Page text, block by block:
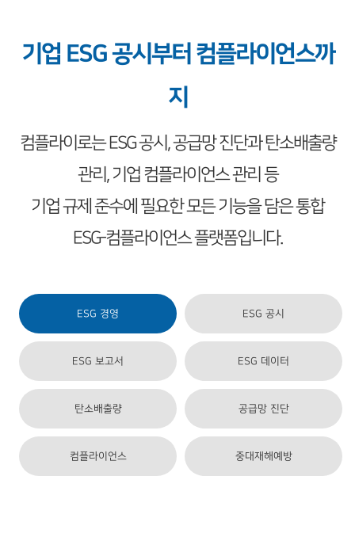
기업 ESG 공시부터 컴플라이언스까
지
컴플라이로는 ESG 공시, 공급망 진단과 탄소배출량
관리, 기업 컴플라이언스 관리 등
기업 규제 준수에 필요한 모든 기능을 담은 통합
ESG-컴플라이언스 플랫폼입니다.
ESG 경영 ESG 공시
ESG 보고서 ESG 데이터
탄소배출량 공급망 진단
컴플라이언스 중대재해예방